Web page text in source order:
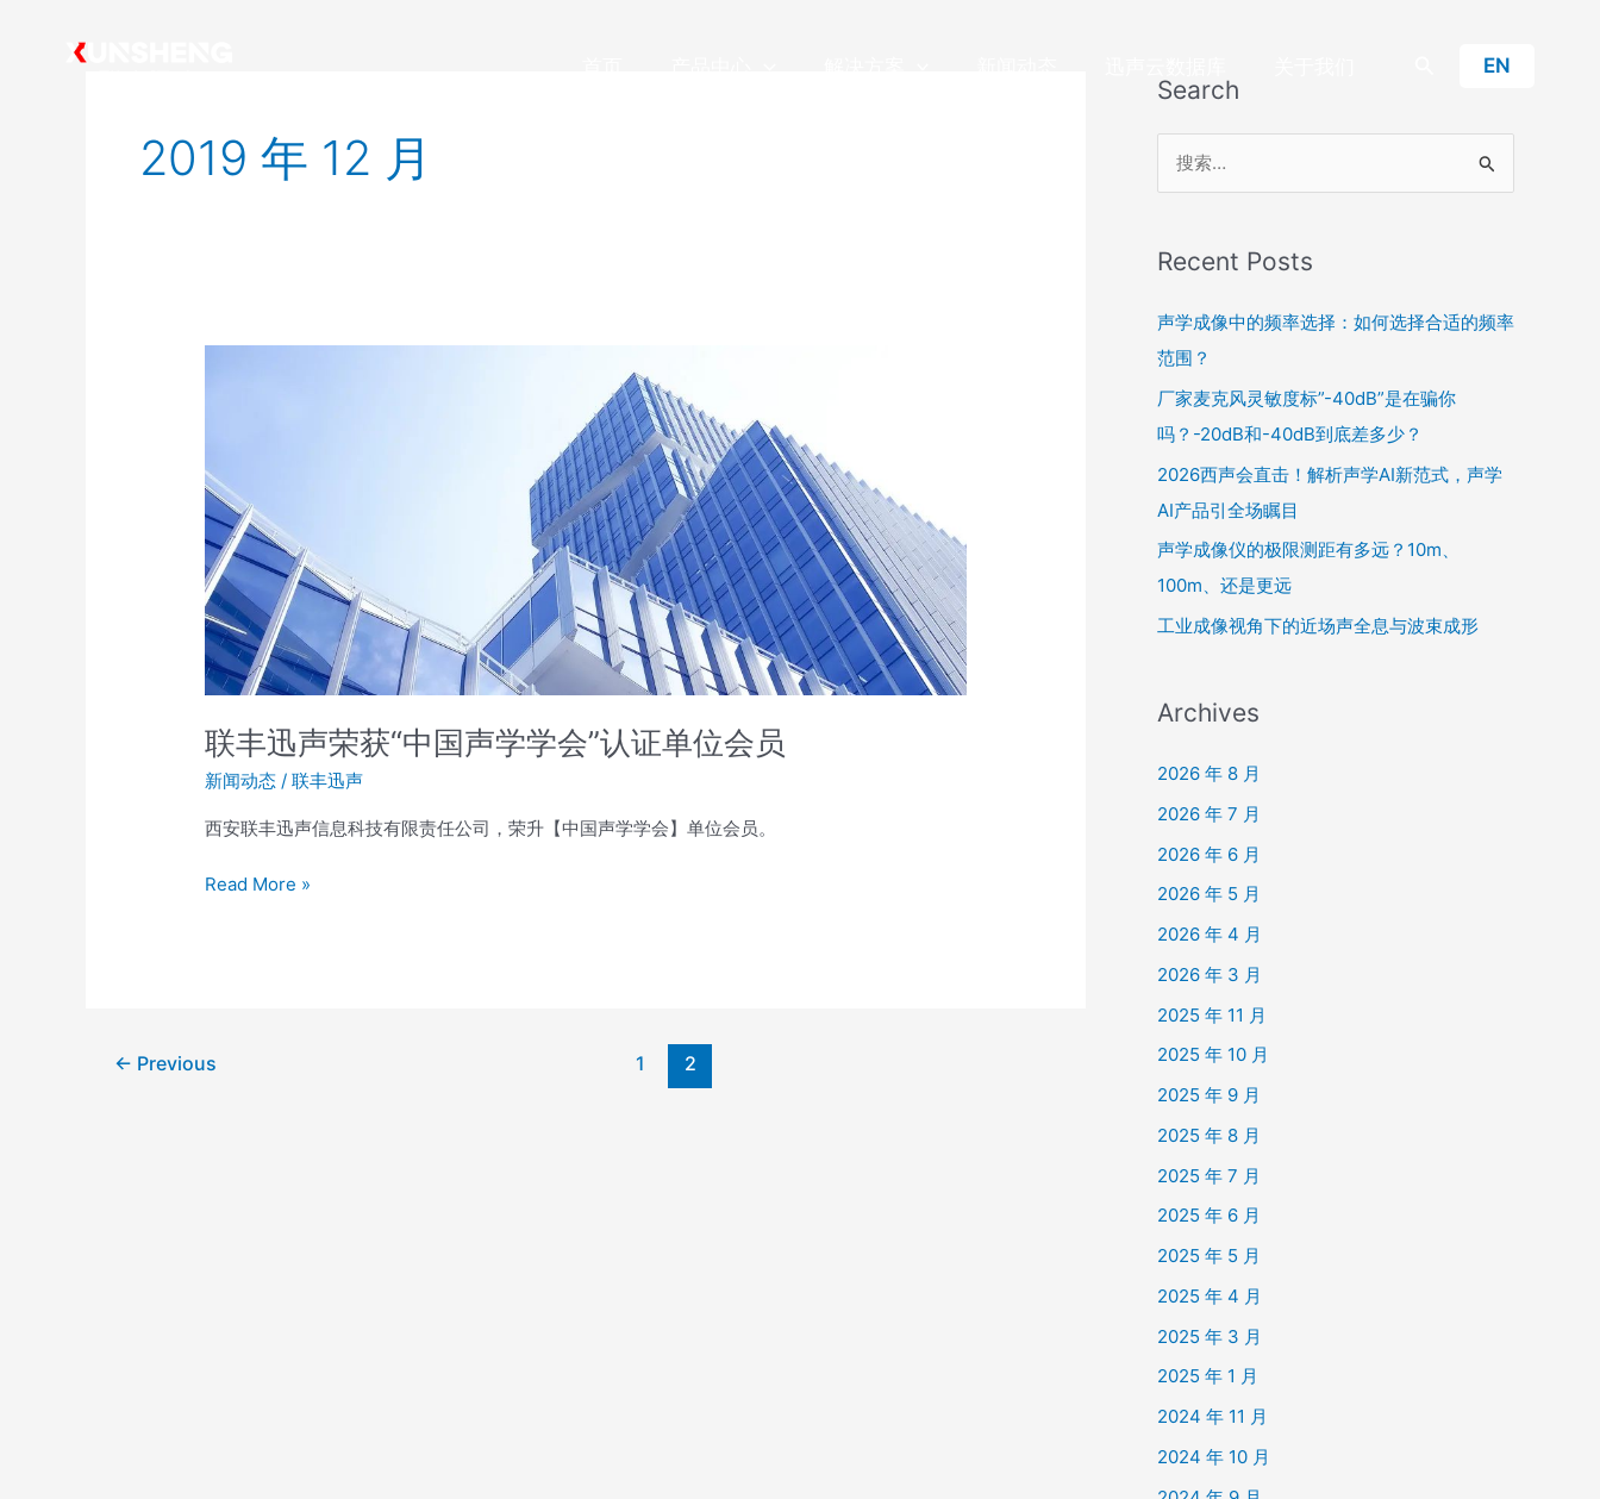
EN
2019 年 12 月
联丰迅声荣获“中国声学学会”认证单位会员
新闻动态 /联丰迅声
西安联丰迅声信息科技有限责任公司，荣升【中国声学学会】单位会员。
荣
获
“中
国
声
学
学
会”
认
证
单
位
会
员
Read More »
pagination
← Previous 1 2
Search
Recent Posts
声学成像中的频率选择：如何选择合适的频率
范围？
厂家麦克风灵敏度标”-40dB”是在骗你
吗？-20dB和-40dB到底差多少？
2026西声会直击！解析声学AI新范式，声学
AI产品引全场瞩目
声学成像仪的极限测距有多远？10m、
100m、还是更远
工业成像视角下的近场声全息与波束成形
Archives
2026 年 8 月
2026 年 7 月
2026 年 6 月
2026 年 5 月
2026 年 4 月
2026 年 3 月
2025 年 11 月
2025 年 10 月
2025 年 9 月
2025 年 8 月
2025 年 7 月
2025 年 6 月
2025 年 5 月
2025 年 4 月
2025 年 3 月
2025 年 1 月
2024 年 11 月
2024 年 10 月